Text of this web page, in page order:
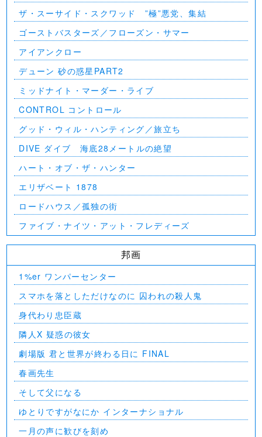
ザ・スーサイド・スクワッド ”極”悪党、集結
ゴーストバスターズ／フローズン・サマー
アイアンクロー
デューン 砂の惑星PART2
ミッドナイト・マーダー・ライブ
CONTROL コントロール
グッド・ウィル・ハンティング／旅立ち
DIVE ダイブ 海底28メートルの絶望
ハート・オブ・ザ・ハンター
エリザベート 1878
ロードハウス／孤独の街
ファイブ・ナイツ・アット・フレディーズ
邦画
1%er ワンパーセンター
スマホを落としただけなのに 囚われの殺人鬼
身代わり忠臣蔵
隣人X 疑惑の彼女
劇場版 君と世界が終わる日に FINAL
春画先生
そして父になる
ゆとりですがなにか インターナショナル
一月の声に歓びを刻め